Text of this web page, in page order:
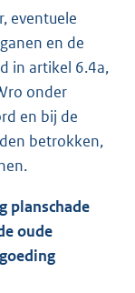
eventuele
en de
in artikel 6.4a,
onder
en bij de
betrokken,
planschade
oude